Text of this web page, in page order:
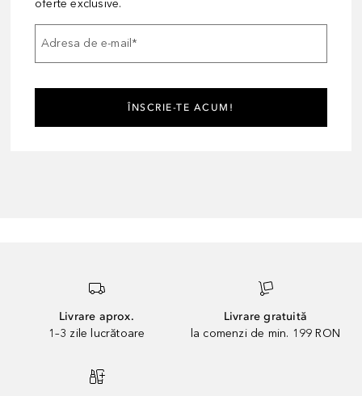
oferte exclusive.
Adresa de e-mail*
ÎNSCRIE-TE ACUM!
Livrare aprox.
1–3 zile lucrătoare
Livrare gratuită
la comenzi de min. 199 RON